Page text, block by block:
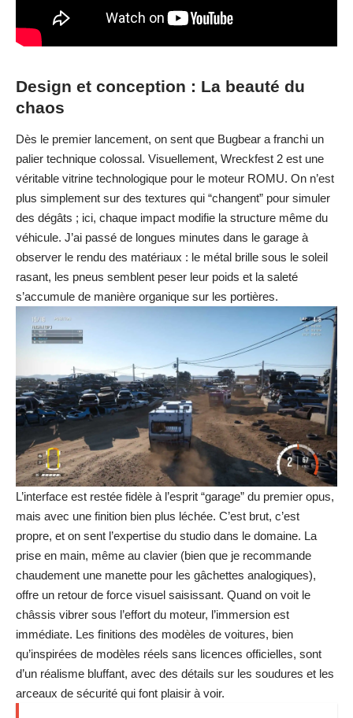
Design et conception : La beauté du
chaos
Dès le premier lancement, on sent que Bugbear a franchi un
palier technique colossal. Visuellement, Wreckfest 2 est une
véritable vitrine technologique pour le moteur ROMU. On n’est
plus simplement sur des textures qui “changent” pour simuler
des dégâts ; ici, chaque impact modifie la structure même du
véhicule. J’ai passé de longues minutes dans le garage à
observer le rendu des matériaux : le métal brille sous le soleil
rasant, les pneus semblent peser leur poids et la saleté
s’accumule de manière organique sur les portières.
L’interface est restée fidèle à l’esprit “garage” du premier opus,
mais avec une finition bien plus léchée. C’est brut, c’est
propre, et on sent l’expertise du studio dans le domaine. La
prise en main, même au clavier (bien que je recommande
chaudement une manette pour les gâchettes analogiques),
offre un retour de force visuel saisissant. Quand on voit le
châssis vibrer sous l’effort du moteur, l’immersion est
immédiate. Les finitions des modèles de voitures, bien
qu’inspirées de modèles réels sans licences officielles, sont
d’un réalisme bluffant, avec des détails sur les soudures et les
arceaux de sécurité qui font plaisir à voir.